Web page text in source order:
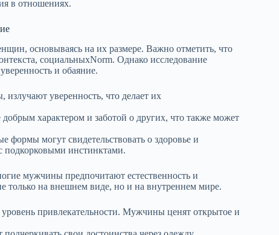
в отношениях.
основываясь на их размере. Важно отметить, что
социальныхNorm. Однако исследование
и обаяние.
уверенность, что делает их
характером и заботой о других, что также может
могут свидетельствовать о здоровье и
подкорковыми инстинктами.
мужчины предпочитают естественность и
только на внешнем виде, но и на внутреннем мире.
привлекательности. Мужчины ценят открытое и